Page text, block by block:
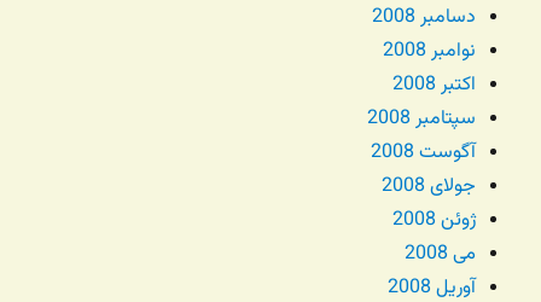
دسامبر 2008
نوامبر 2008
اکتبر 2008
سپتامبر 2008
آگوست 2008
جولای 2008
ژوئن 2008
می 2008
آوریل 2008